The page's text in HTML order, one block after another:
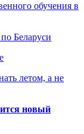
обучения в
Беларуси
летом, а не
новый